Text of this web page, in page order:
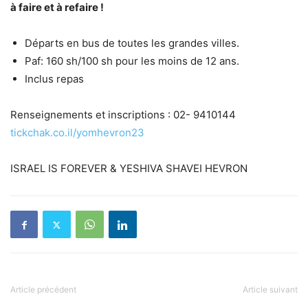
à faire et à refaire !
Départs en bus de toutes les grandes villes.
Paf: 160 sh/100 sh pour les moins de 12 ans.
Inclus repas
Renseignements et inscriptions : 02- 9410144
tickchak.co.il/yomhevron23
ISRAEL IS FOREVER & YESHIVA SHAVEI HEVRON
Article précédent Article suivant